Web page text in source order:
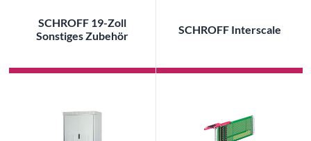
SCHROFF 19-Zoll
Sonstiges Zubehör
SCHROFF Interscale